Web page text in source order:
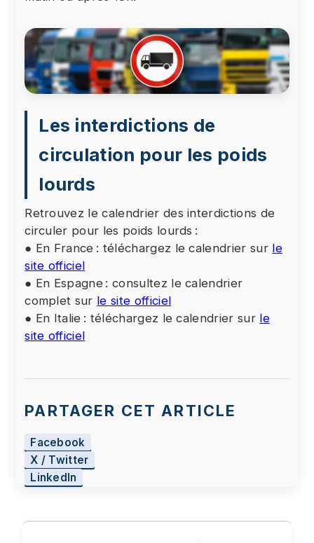
Les interdictions de
circulation pour les poids
lourds
Retrouvez le calendrier des interdictions de
circuler pour les poids lourds :
● En France : téléchargez le calendrier sur le
site officiel
● En Espagne : consultez le calendrier
complet sur le site officiel
● En Italie : téléchargez le calendrier sur le
site officiel
PARTAGER CET ARTICLE
Facebook
X / Twitter
LinkedIn